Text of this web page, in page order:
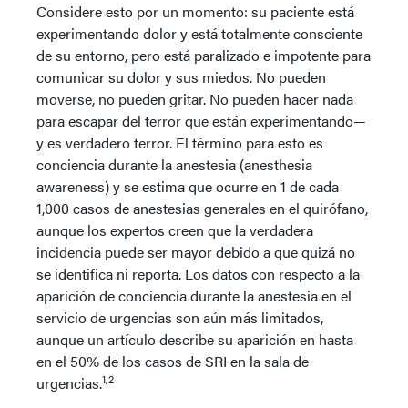
Considere esto por un momento: su paciente está
experimentando dolor y está totalmente consciente
de su entorno, pero está paralizado e impotente para
comunicar su dolor y sus miedos. No pueden
moverse, no pueden gritar. No pueden hacer nada
para escapar del terror que están experimentando—
y es verdadero terror. El término para esto es
conciencia durante la anestesia (anesthesia
awareness) y se estima que ocurre en 1 de cada
1,000 casos de anestesias generales en el quirófano,
aunque los expertos creen que la verdadera
incidencia puede ser mayor debido a que quizá no
se identifica ni reporta. Los datos con respecto a la
aparición de conciencia durante la anestesia en el
servicio de urgencias son aún más limitados,
aunque un artículo describe su aparición en hasta
en el 50% de los casos de SRI en la sala de
urgencias.1,2